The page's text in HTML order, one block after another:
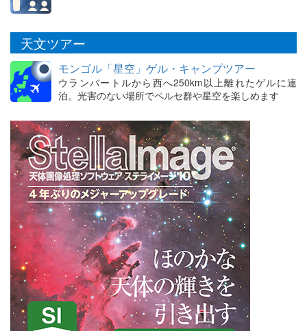
天文ツアー
モンゴル「星空」ゲル・キャンプツアー
ウランバートルから西へ250km以上離れたゲルに連
泊。光害のない場所でペルセ群や星空を楽しめます